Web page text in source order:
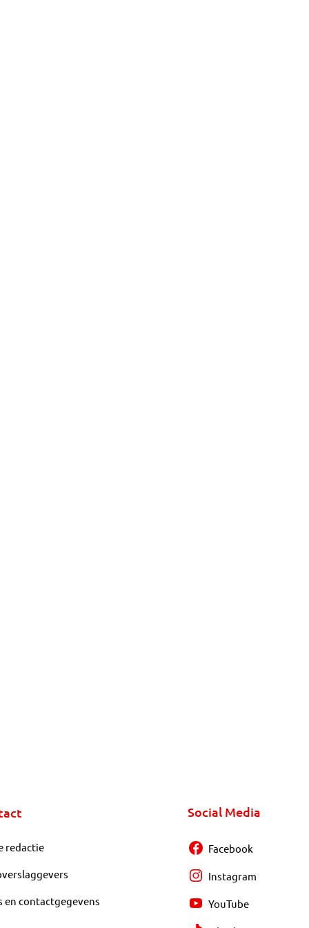
redactie
en contactgegevens
Social Media
Facebook
Instagram
YouTube